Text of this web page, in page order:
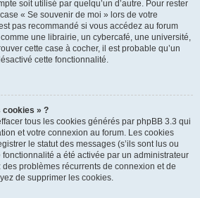
soit utilisé par quelqu’un d’autre. Pour rester
« Se souvenir de moi » lors de votre
pas recommandé si vous accédez au forum
une librairie, un cybercafé, une université,
cette case à cocher, il est probable qu’un
cette fonctionnalité.
cookies » ?
tous les cookies générés par phpBB 3.3 qui
et votre connexion au forum. Les cookies
le statut des messages (s’ils sont lus ou
a été activée par un administrateur
problèmes récurrents de connexion et de
de supprimer les cookies.